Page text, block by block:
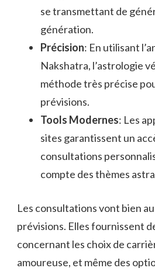
se transmettant de
génération.
Précision: En utilisant
Nakshatra, l’astrologie
méthode très précise
prévisions.
Tools Modernes: Les
sites garantissent un
consultations
compte des thèmes
Les consultations vont bien
prévisions. Elles fournissent
concernant les choix de
amoureuse, et même des